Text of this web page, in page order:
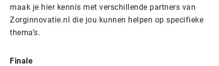
maak je hier kennis met verschillende partners van
Zorginnovatie.nl die jou kunnen helpen op specifieke
thema’s.
Finale